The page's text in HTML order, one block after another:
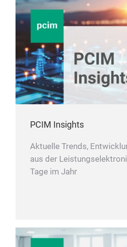
PCIM Insights
Aktuelle Trends,
aus der
Tage im Jahr